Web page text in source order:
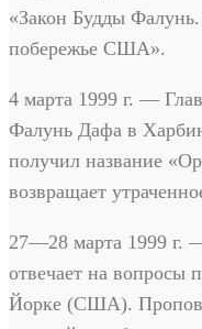
«Закон Будды
побережье США».
4 марта 1999 г. —
Фалунь Дафа в
получил название
возвращает
27—28 марта 1999 г.
отвечает на вопросы
Йорке (США).